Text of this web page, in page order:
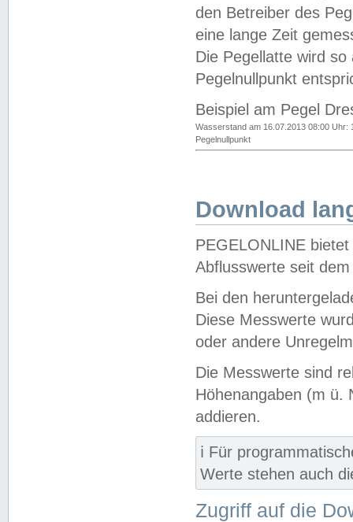
den Betreiber des
eine lange Zeit
Die Pegellatte wird
Pegelnullpunkt
Beispiel am Pegel
Wasserstand am 16.07.2013 08:00 Uhr:
Pegelnullpunkt
Download
PEGELONLINE
Abflusswerte seit
Bei den
Diese Messwerte
oder andere
Die Messwerte sind
Höhenangaben (m ü.
addieren.
ℹ️ Für
Werte stehen auch
Zugriff auf die